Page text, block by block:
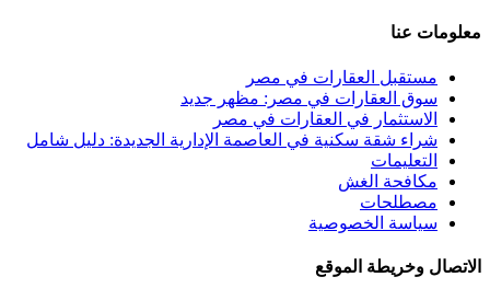
معلومات عنا
مستقبل العقارات في مصر
سوق العقارات في مصر: مظهر جديد
الاستثمار في العقارات في مصر
شراء شقة سكنية في العاصمة الإدارية الجديدة: دليل شامل
التعليمات
مكافحة الغش
مصطلحات
سياسة الخصوصية
الاتصال وخريطة الموقع